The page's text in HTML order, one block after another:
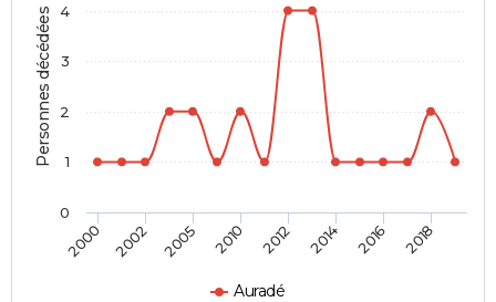
Personnes décédées
Auradé
2000 2002 2005 2010 2012 2014 2016 2018
0
1
2
3
4